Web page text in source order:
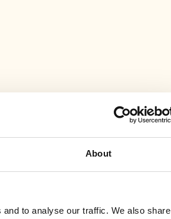
About
to analyse our traffic. We also share